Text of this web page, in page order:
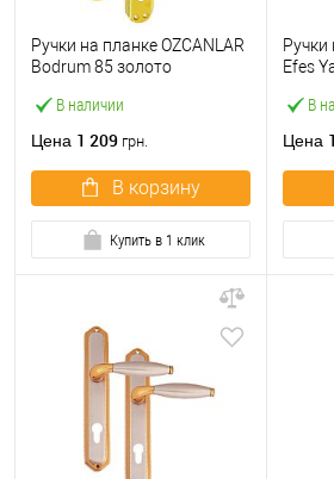
В наличии
Ручки на планке OZCANLAR
Bodrum 85 золото
Цена 1 209 грн.
В корзину
Купить в 1 клик
В
Ручки
Efes
Цена